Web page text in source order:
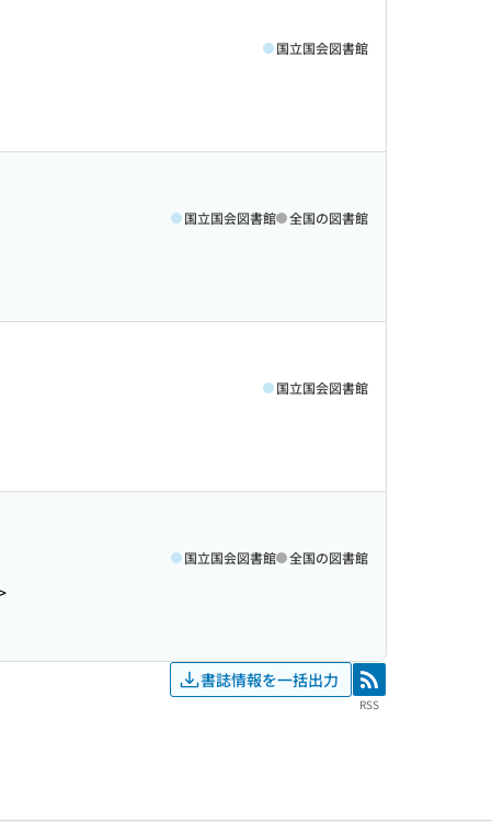
国立国会図書館
国立国会図書館 全国の図書館
国立国会図書館
国立国会図書館 全国の図書館
書誌情報を一括出力 RSS
RSS